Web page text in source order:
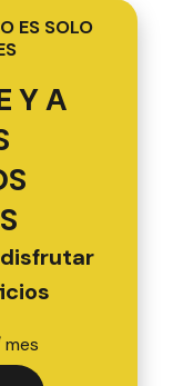
ES SOLO
Y A
mes